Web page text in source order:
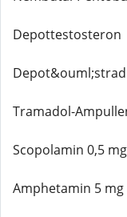
Depottestosteron
Tramadol-
Scopolamin 0,5
Amphetamin 5 mg